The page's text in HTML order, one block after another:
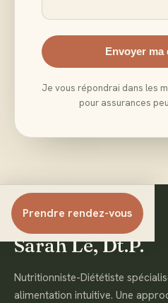
Envoyer ma
Je vous répondrai dans les
pour assurances
Prendre rendez-vous
Sarah Lê, Dt.P.
Nutritionniste-Diététiste
alimentation intuitive. Une